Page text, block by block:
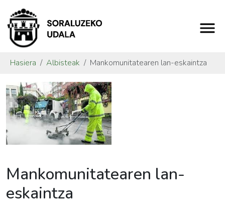
Hasiera Albisteak Mankomunitatearen lan-eskaintza
Mankomunitatearen lan-
eskaintza